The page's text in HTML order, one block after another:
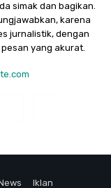
simak dan bagikan.
karena
jurnalistik, dengan
yang akurat.
Iklan